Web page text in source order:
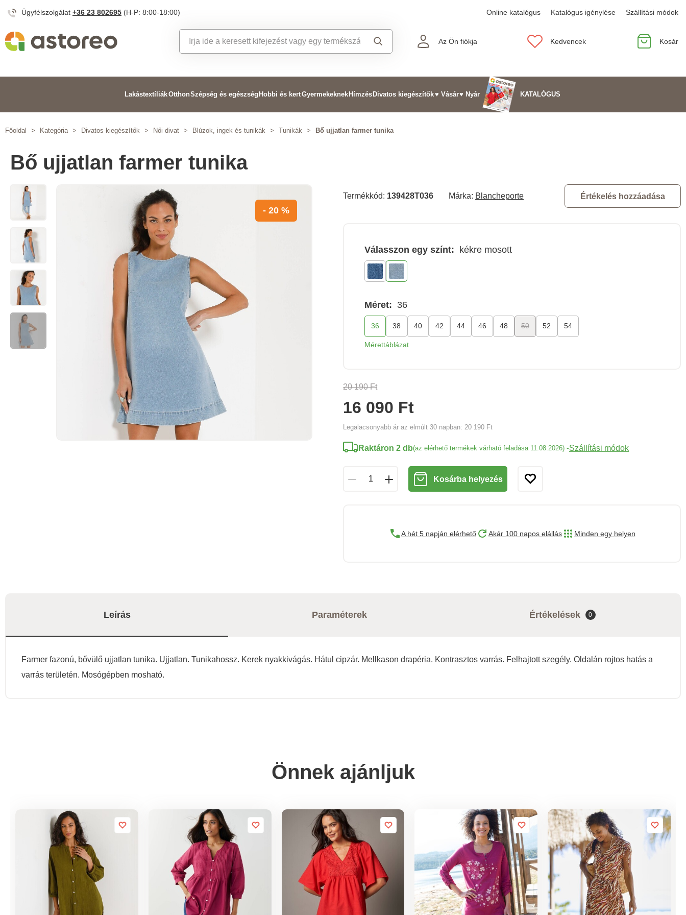
Ügyfélszolgálat +36 23 802695 (H-P: 8:00-18:00) Online katalógus Katalógus igénylése Szállítási módok
Az Ön fiókja Kedvencek Kosár
LakástextíliákOtthonSzépség és egészség Hobbi és kertGyermekeknek Hímzés Divatos kiegészítők♥ Vásár♥ Nyár KATALÓGUS
Főoldal > Kategória > Divatos kiegészítők > Női divat > Blúzok, ingek és tunikák > Tunikák > Bő ujjatlan farmer tunika
Bő ujjatlan farmer tunika
- 20 %
Termékkód: 139428T036 Márka: Blancheporte Értékelés hozzáadása
Válasszon egy színt: kékre mosott
Méret: 36
36 38 40 42 44 46 48 50 52 54
Mérettáblázat
20 190 Ft
16 090 Ft
Legalacsonyabb ár az elmúlt 30 napban: 20 190 Ft
Raktáron 2 db(az elérhető termékek várható feladása 11.08.2026) -Szállítási módok
Kosárba helyezés
A hét 5 napján elérhető Akár 100 napos elállás Minden egy helyen
Leírás Paraméterek Értékelések 0
Farmer fazonú, bővülő ujjatlan tunika. Ujjatlan. Tunikahossz. Kerek nyakkivágás. Hátul cipzár. Mellkason drapéria. Kontrasztos varrás. Felhajtott szegély. Oldalán rojtos hatás a
varrás területén. Mosógépben mosható.
Önnek ajánljuk